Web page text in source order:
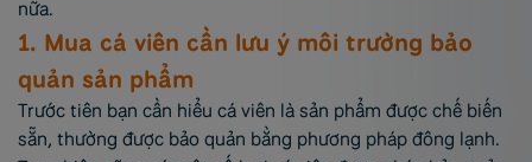
nữa.
1. Mua cá viên cần lưu ý môi trường bảo
quản sản phẩm
Trước tiên bạn cần hiểu cá viên là sản phẩm được chế biến
sẵn, thường được bảo quản bằng phương pháp đông lạnh.